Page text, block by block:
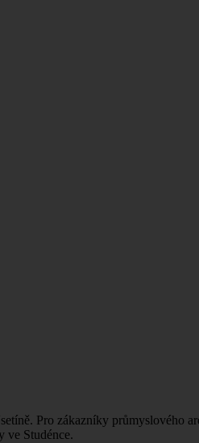
Pro zákazníky průmyslového
ve Studénce.